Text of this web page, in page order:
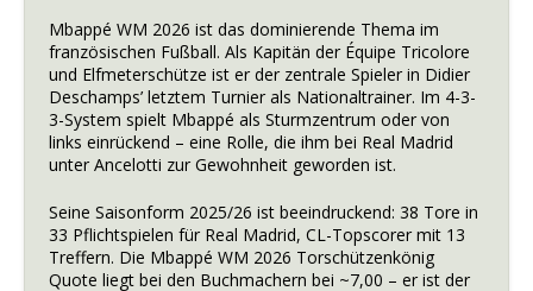
Mbappé WM 2026 ist das dominierende Thema im
französischen Fußball. Als Kapitän der Équipe Tricolore
und Elfmeterschütze ist er der zentrale Spieler in Didier
Deschamps’ letztem Turnier als Nationaltrainer. Im 4-3-
3-System spielt Mbappé als Sturmzentrum oder von
links einrückend – eine Rolle, die ihm bei Real Madrid
unter Ancelotti zur Gewohnheit geworden ist.
Seine Saisonform 2025/26 ist beeindruckend: 38 Tore in
33 Pflichtspielen für Real Madrid, CL-Topscorer mit 13
Treffern. Die Mbappé WM 2026 Torschützenkönig
Quote liegt bei den Buchmachern bei ~7,00 – er ist der